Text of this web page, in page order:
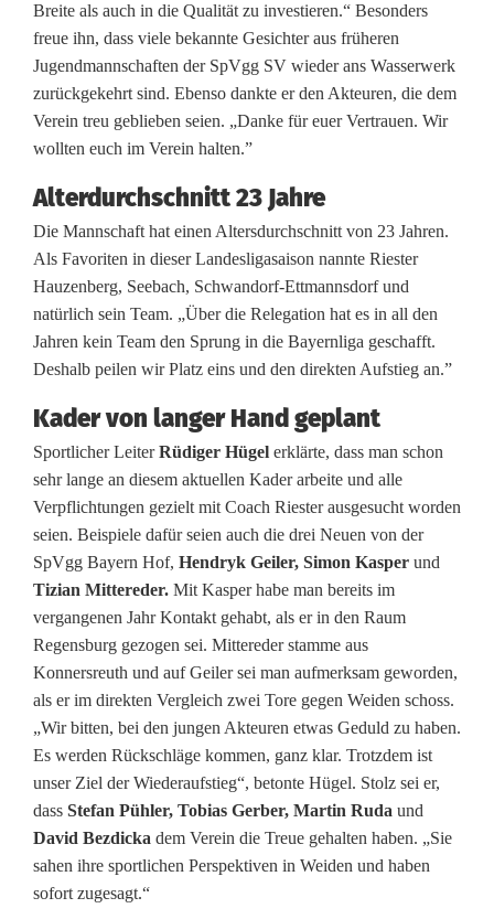
d
e
n
M
e
i
s
t
e
t
i
t
e
l
i
n
d
e
r
L
a
Breite als auch in die Qualität zu investieren.“ Besonders
freue ihn, dass viele bekannte Gesichter aus früheren
Jugendmannschaften der SpVgg SV wieder ans Wasserwerk
zurückgekehrt sind. Ebenso dankte er den Akteuren, die dem
Verein treu geblieben seien. „Danke für euer Vertrauen. Wir
wollten euch im Verein halten.”
Alterdurchschnitt 23 Jahre
Die Mannschaft hat einen Altersdurchschnitt von 23 Jahren.
Als Favoriten in dieser Landesligasaison nannte Riester
Hauzenberg, Seebach, Schwandorf-Ettmannsdorf und
natürlich sein Team. „Über die Relegation hat es in all den
Jahren kein Team den Sprung in die Bayernliga geschafft.
Deshalb peilen wir Platz eins und den direkten Aufstieg an.”
Kader von langer Hand geplant
Sportlicher LeiterRüdiger Hügel erklärte, dass man schon
sehr lange an diesem aktuellen Kader arbeite und alle
Verpflichtungen gezielt mit Coach Riester ausgesucht worden
seien. Beispiele dafür seien auch die drei Neuen von der
SpVgg Bayern Hof, Hendryk Geiler, Simon Kasper und
Tizian Mittereder. Mit Kasper habe man bereits im
vergangenen Jahr Kontakt gehabt, als er in den Raum
Regensburg gezogen sei. Mittereder stamme aus
Konnersreuth und auf Geiler sei man aufmerksam geworden,
als er im direkten Vergleich zwei Tore gegen Weiden schoss.
„Wir bitten, bei den jungen Akteuren etwas Geduld zu haben.
Es werden Rückschläge kommen, ganz klar. Trotzdem ist
unser Ziel der Wiederaufstieg“, betonte Hügel. Stolz sei er,
dass Stefan Pühler, Tobias Gerber, Martin Ruda und
David Bezdicka dem Verein die Treue gehalten haben. „Sie
sahen ihre sportlichen Perspektiven in Weiden und haben
sofort zugesagt.“